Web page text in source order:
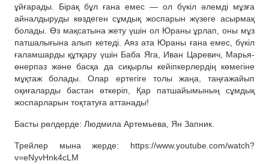
ұйғарады. Бірақ бұл ғана емес — ол бүкіл әлемді мұзға
айналдыруды көздеген сұмдық жоспарын жүзеге асырмақ
болады. Өз мақсатына жету үшін ол Юраны ұрлап, оны мұз
патшалығына алып кетеді. Аяз ата Юраны ғана емес, бүкіл
ғаламшарды құтқару үшін Баба Яга, Иван Царевич, Марья-
өнерпаз және басқа да сиқырлы кейіпкерлердің көмегіне
мұқтаж болады. Олар ертегіге толы жаңа, таңғажайып
оқиғаларды бастан өткеріп, Қар патшайымының сұмдық
жоспарларын тоқтатуға аттанады!
Басты рөлдерде: Людмила Артемьева, Ян Запник.
Трейлер мына жерде: https://www.youtube.com/watch?
v=eNyvHnk4cLM